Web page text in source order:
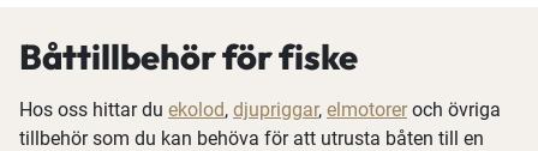
Båttillbehör för fiske
Hos oss hittar du ekolod, djupriggar, elmotoreroch övriga
tillbehör som du kan behöva för att utrusta båten till en